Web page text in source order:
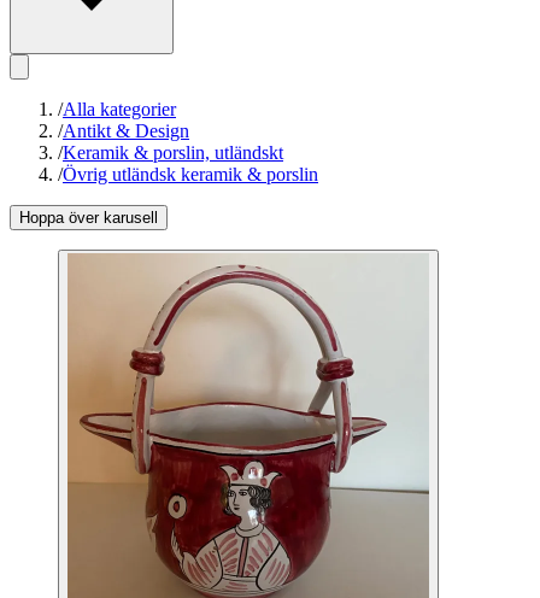
/Alla kategorier
/Antikt & Design
/Keramik & porslin, utländskt
/Övrig utländsk keramik & porslin
Hoppa över karusell